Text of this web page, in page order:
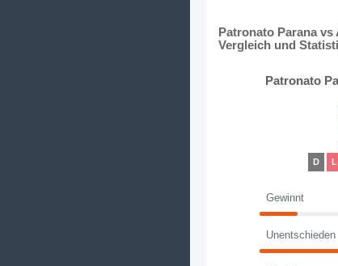
Patronato Parana vs
Vergleich und
Patronato
D L
Gewinnt
Unentschieden